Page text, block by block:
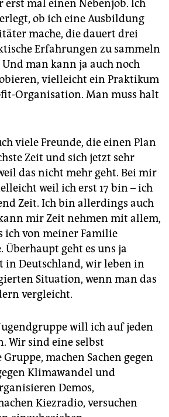
erst mal einen Nebenjob. Ich
ob ich eine Ausbildung
mache, die dauert drei
Erfahrungen zu sammeln
man kann ja auch noch
vielleicht ein Praktikum
Organisation. Man muss halt
viele Freunde, die einen Plan
Zeit und sich jetzt sehr
das nicht mehr geht. Bei mir
weil ich erst 17 bin – ich
Zeit. Ich bin allerdings auch
mir Zeit nehmen mit allem,
ich von meiner Familie
geht es uns ja
in Deutschland, wir leben in
Situation, wenn man das
vergleicht.
will ich auf jeden
Wir sind eine selbst
machen Sachen gegen
Klimawandel und
Demos,
Kiezradio, versuchen